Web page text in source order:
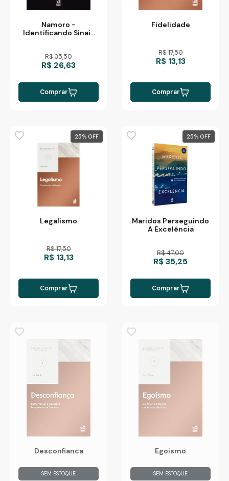
Namoro -
Identificando Sinais
R$ 35,50
R$ 26,63
Comprar
Fidelidade
R$ 17,50
R$ 13,13
Comprar
25%
Legalismo
R$ 17,50
R$ 13,13
Comprar
25%
Maridos Perseguindo
A Excelência
R$ 47,00
R$ 35,25
Comprar
Desconfianca
SEM ESTOQUE
Egoismo
SEM ESTOQUE